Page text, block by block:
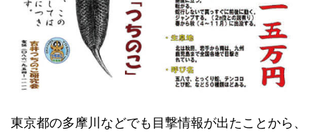
東京都の多摩川などでも目撃情報が出たことから、